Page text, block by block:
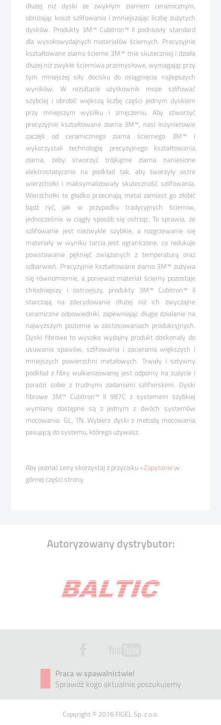
dłużej niż dyski ze zwykłym ziarnem ceramicznym,
obniżając koszt szlifowania i zmniejszając liczbę zużytych
dysków. Produkty 3M™ Cubitron™ II podniosły standard
dla wysokowydajnych materiałów ściernych. Precyzyjnie
kształtowane ziarno ścierne 3M™ tnie skuteczniej i działa
dłużej niż zwykłe ścierniwa przemysłowe, wymagając przy
tym mniejszej siły docisku do osiągnięcia najlepszych
wyników. W rezultacie użytkownik może szlifować
szybciej i obrobić większą liczbę części jednym dyskiem
przy mniejszym wysiłku i zmęczeniu. Aby stworzyć
precyzyjnie kształtowane ziarna 3M™, nasi inżynierowie
zaczęli od ceramicznego ziarna ściernego 3M™ i
wykorzystali technologię precyzyjnego kształtowania
ziarna, żeby stworzyć trójkątne ziarna naniesione
elektrostatycznie na podkład tak, aby tworzyły ostre
wierzchołki i maksymalizowały skuteczność szlifowania.
Wierzchołki te gładko przecinają metal zamiast go żłobić
bądź ryć, jak w przypadku tradycyjnych ścierniw,
jednocześnie w ciągły sposób się ostrząc. To sprawia, że
szlifowanie jest niezwykle szybkie, a rozgrzewanie się
materiały w wyniku tarcia jest ograniczone, co redukuje
powstawanie pęknięć związanych z temperaturą oraz
odbarwień. Precyzyjnie kształtowane ziarno 3M™ zużywa
się równomiernie, a ponieważ materiał ścierny pozostaje
chłodniejszy i ostrzejszy, produkty 3M™ Cubitron™ II
starczają na zdecydowanie dłużej niż ich zwyczajne
ceramiczne odpowiedniki, zapewniając długie działanie na
najwyższym poziomie w zastosowaniach produkcyjnych.
Dyski fibrowe to wysoko wydajny produkt doskonały do
usuwania spawów, szlifowania i zacierania większych i
mniejszych powierzchni metalowych. Trwały i sztywny
podkład z fibry wulkanizowanej jest odporny na zużycie i
poradzi sobie z trudnymi zadaniami szlifierskimi. Dyski
fibrowe 3M™ Cubitron™ II 987C z systemem szybkiej
wymiany dostępne są z jednym z dwóch systemów
mocowania: GL, TN. Wybierz dyski z metodą mocowania
pasującą do systemu, którego używasz.
Aby poznać ceny skorzystaj z przycisku +Zapytaniew
górnej części strony.
Autoryzowany dystrybutor:
Praca w spawalnictwie!
Sprawdź kogo aktualnie poszukujemy
Copyright © 2016 FIGEL Sp. z o.o.